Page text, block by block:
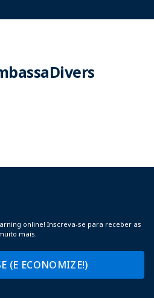
online! Inscreva-se para receber as
mais.
(E ECONOMIZE!)